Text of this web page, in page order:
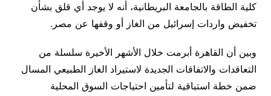
كلية الطاقة بالجامعة البريطانية، أنه لا يوجد أي قلق بشأن
تخفيض واردات إسرائيل من الغاز أو وقفها عن مصر.
وبين أن القاهرة أبرمت خلال الأشهر الأخيرة سلسلة من
التعاقدات والاتفاقات الجديدة لاستيراد الغاز الطبيعي المسال
ضمن خطة استباقية لتأمين احتياجات السوق المحلية